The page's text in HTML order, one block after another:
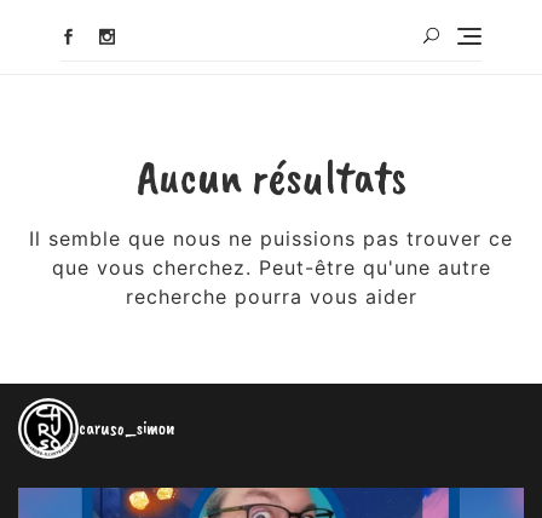
Aucun résultats
Il semble que nous ne puissions pas trouver ce
que vous cherchez. Peut-être qu'une autre
recherche pourra vous aider
caruso_simon